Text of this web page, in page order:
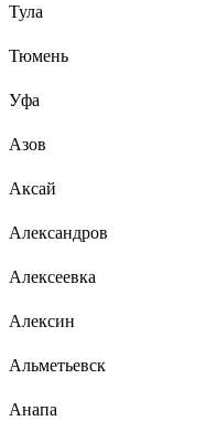
Тула
Тюмень
Уфа
Азов
Аксай
Александров
Алексеевка
Алексин
Альметьевск
Анапа